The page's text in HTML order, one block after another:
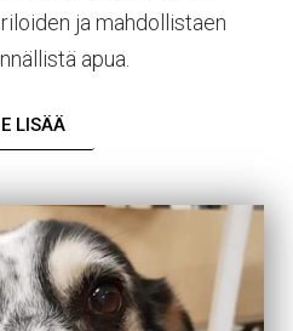
ja mahdollistaen
apua.
LISÄÄ